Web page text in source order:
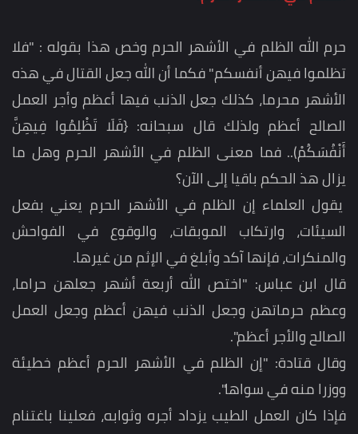
حرم الله الظلم في الأشهر الحرم وخص هذا بقوله : "فلا
تظلموا فيهن أنفسكم" فكما أن الله جعل القتال في هذه
الأشهر محرما، كذلك جعل الذنب فيها أعظم وأجر العمل
الصالح أعظم ولذلك قال سبحانه: {فَلَا تَظْلِمُوا فِيهِنَّ
أَنْفُسَكُمْ).. فما معنى الظلم في الأشهر الحرم وهل ما
يزال هذ الحكم باقيا إلى الآن؟
يقول العلماء إن الظلم في الأشهر الحرم يعني بفعل
السيئات، وارتكاب الموبقات، والوقوع في الفواحش
والمنكرات، فإنها آكد وأبلغ في الإثم من غيرها.
قال ابن عباس: "اختص الله أربعة أشهر جعلهن حراما،
وعظم حرماتهن وجعل الذنب فيهن أعظم وجعل العمل
الصالح والأجر أعظم".
وقال قتادة: "إن الظلم في الأشهر الحرم أعظم خطيئة
ووزرا منه في سواها".
فإذا كان العمل الطيب يزداد أجره وثوابه، فعلينا باغتنام